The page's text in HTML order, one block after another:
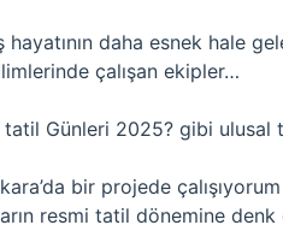
hayatının daha esnek hale
çalışan ekipler…
tatil Günleri 2025? gibi
bir projede
resmi tatil dönemine